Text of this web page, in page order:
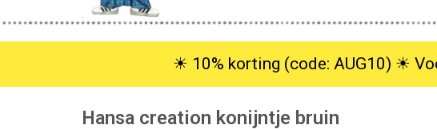
☀︎ 10% korting (code: AUG10) ☀︎ Voor
Hansa creation konijntje bruin